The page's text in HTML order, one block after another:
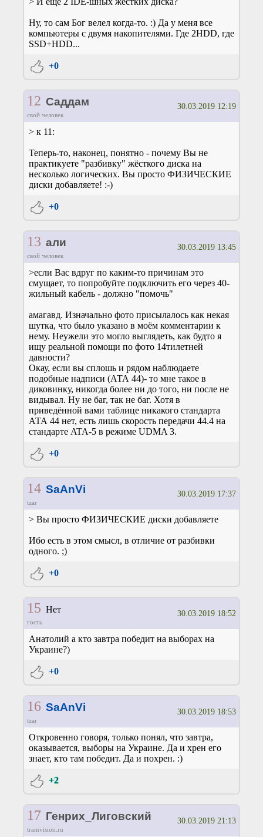
Ну, то сам Бог велел когда-то. :) Да у меня все
компьютеры с двумя накопителями. Где 2HDD, где
SSD+HDD...
+0
12 Саддам
свой человек
30.03.2019 12:19
> к 11:
Теперь-то, наконец, понятно - почему Вы не
практикуете "разбивку" жёсткого диска на
несколько логических. Вы просто ФИЗИЧЕСКИЕ
диски добавляете! :-)
+0
13 али
свой человек
30.03.2019 13:45
>если Вас вдруг по каким-то причинам это
смущает, то попробуйте подключить его через 40-
жильный кабель - должно "помочь"
амагавд. Изначально фото присылалось как некая
шутка, что было указано в моём комментарии к
нему. Неужели это могло выглядеть, как будто я
ищу реальной помощи по фото 14тилетней
давности?
Окау, если вы сплошь и рядом наблюдаете
подобные надписи (АТА 44)- то мне такое в
диковинку, никогда более ни до того, ни после не
видывал. Ну не баг, так не баг. Хотя в
приведённой вами таблице никакого стандарта
АТА 44 нет, есть лишь скорость передачи 44.4 на
стандарте ATA-5 в режиме UDMA 3.
+0
14 SaAnVi
tzar
30.03.2019 17:37
> Вы просто ФИЗИЧЕСКИЕ диски добавляете
Ибо есть в этом смысл, в отличие от разбивки
одного. ;)
+0
15 Нет
гость
30.03.2019 18:52
Анатолий а кто завтра победит на выборах на
Украине?)
+0
16 SaAnVi
tzar
30.03.2019 18:53
Откровенно говоря, только понял, что завтра,
оказывается, выборы на Украине. Да и хрен его
знает, кто там победит. Да и похрен. :)
+2
17 Генрих_Лиговский
tramvision.ru
30.03.2019 21:13